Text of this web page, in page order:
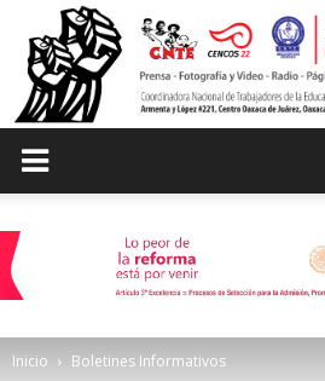
de
Inicio Boletines Informativos